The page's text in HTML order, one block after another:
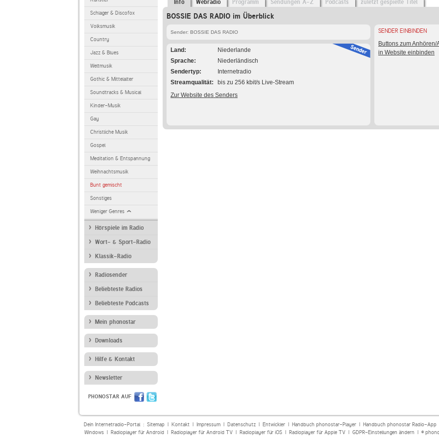
Schlager & Discofox
Volksmusik
Country
Jazz & Blues
Weltmusik
Gothic & Mittelalter
Soundtracks & Musical
Kinder-Musik
Gay
Christliche Musik
Gospel
Meditation & Entspannung
Weihnachtsmusik
Bunt gemischt
Sonstiges
Weniger Genres
Hörspiele im Radio
Wort- & Sport-Radio
Klassik-Radio
Radiosender
Beliebteste Radios
Beliebteste Podcasts
Mein phonostar
Downloads
Hilfe & Kontakt
Newsletter
PHONOSTAR AUF
Info Webradio Programm Sendungen A-Z Podcasts zuletzt gespielte Titel
BOSSIE DAS RADIO im Überblick
Sender: BOSSIE DAS RADIO
Land
Niederlande
Sprache
Niederländisch
Sendertyp
Internetradio
Streamqualität
bis zu 256 kbit/s Live-Stream
Zur Website des Senders
SENDER EINBINDEN
Buttons zum Anhören/
in Website einbinden
Dein Internetradio-Portal : Sitemap| Kontakt| Impressum| Datenschutz| Entwickler| Handbuch phonostar-Player| Handbuch phonostar Radio-App
Windows| Radioplayer für Android| Radioplayer für Android TV| Radioplayer für iOS| Radioplayer für Apple TV| GDPR-Einstellungen ändern | ©